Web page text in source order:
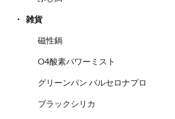
雑貨
磁性鍋
O4酸素パワーミスト
グリーンパン バルセロナプロ
ブラックシリカ